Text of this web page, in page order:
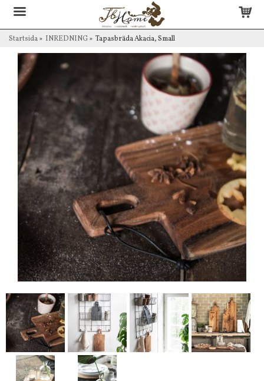
Startsida» INREDNING» Tapasbräda Akacia, Small